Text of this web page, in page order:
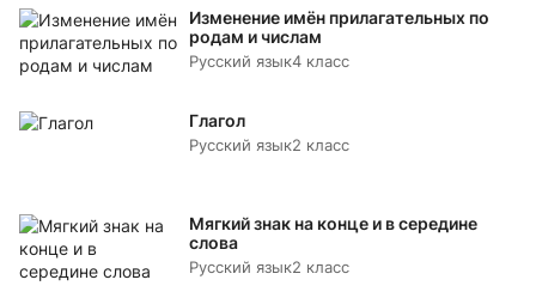
Изменение имён прилагательных по
родам и числам
Русский язык4 класс
Глагол
Русский язык2 класс
Мягкий знак на конце и в середине
слова
Русский язык2 класс